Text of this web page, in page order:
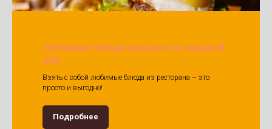
Любимые блюда навынос со скидкой
20%
Взять с собой любимые блюда из ресторана – это
просто и выгодно!
Подробнее